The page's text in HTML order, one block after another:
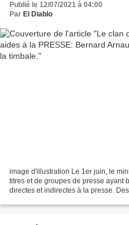
Publié le 12/07/2021 à 04:00
Par El Diablo
image d'illustration Le 1er juin, le
titres et de groupes de presse ayant
directes et indirectes à la presse.